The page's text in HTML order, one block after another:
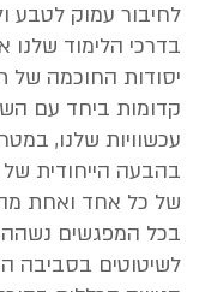
לחיבור עמוק לטבע
בדרכי הלימוד
יסודות החוכמה של
קדומות ביחד עם
עכשוויות שלנו,
בהבעה הייחודית
של כל אחד ואחת
בכל המפגשים
לשיטוטים בסביבה